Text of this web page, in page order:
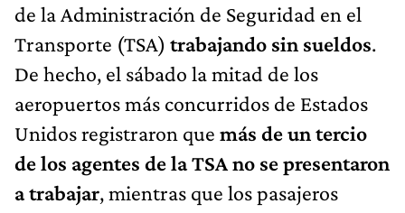
de la Administración de Seguridad en el
Transporte (TSA) trabajando sin sueldos.
De hecho, el sábado la mitad de los
aeropuertos más concurridos de Estados
Unidos registraron que más de un tercio
de los agentes de la TSA no se presentaron
a trabajar, mientras que los pasajeros